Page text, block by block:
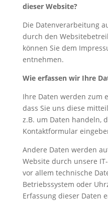
dieser Website?
Die Datenverarbeitung
durch den
können Sie dem
entnehmen.
Wie erfassen wir Ihre
Ihre Daten werden zum
dass Sie uns diese
z.B. um Daten handeln,
Kontaktformular
Andere Daten werden
Website durch unsere
vor allem technische
Betriebssystem oder
Erfassung dieser Daten